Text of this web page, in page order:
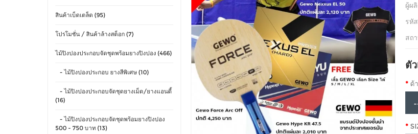
สินค้าเบ็ดเตล็ด (95)
โปรโมชั่น / สินค้าล้างสต็อก (7)
ไม้ปิงปองประกอบจัดชุดพร้อมยางปิงปอง (466)
- ไม้ปิงปองประกอบ ยางสีพิเศษ (10)
- ไม้ปิงปองประกอบจัดชุดยางเม็ด/ยางแอนตี้
(16)
- ไม้ปิงปองประกอบจัดชุดพร้อมยางปิงปอง
500 - 750 บาท (13)
ผู้ผ
รหั
สถ
ตั
ด้